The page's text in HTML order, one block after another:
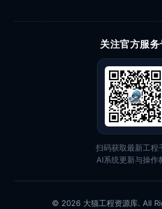
关注官方服务
扫码获取最新工程
AI系统更新与操作
© 2026 大猫工程资源库. All